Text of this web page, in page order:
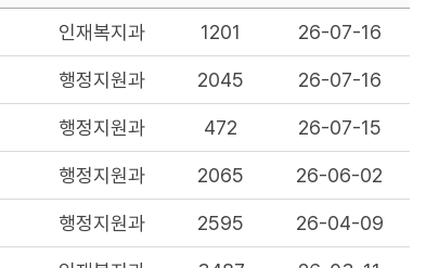
인재복지과 1201 26-07-16
행정지원과 2045 26-07-16
행정지원과 472 26-07-15
행정지원과 2065 26-06-02
행정지원과 2595 26-04-09